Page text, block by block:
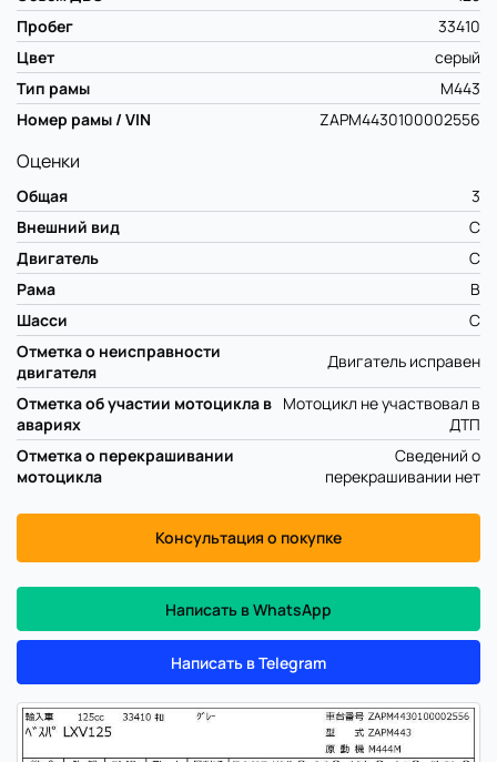
Пробег
33410
Цвет
серый
Тип рамы
M443
Номер рамы / VIN
ZAPM4430100002556
Оценки
Общая
3
Внешний вид
C
Двигатель
C
Рама
B
Шасси
C
Отметка о неисправности
двигателя
Двигатель исправен
Отметка об участии мотоцикла в
авариях
Мотоцикл не участвовал в
ДТП
Отметка о перекрашивании
мотоцикла
Сведений о
перекрашивании нет
Консультация о покупке
Написать в WhatsApp
Написать в Telegram